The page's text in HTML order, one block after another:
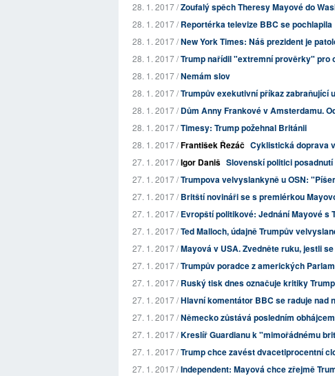
28. 1. 2017 /Zoufalý spěch Theresy Mayové do
28. 1. 2017 /Reportérka televize BBC se pochlapila
28. 1. 2017 /New York Times: Náš prezident je
28. 1. 2017 /Trump nařídil "extremní prověrky" pro
28. 1. 2017 /Nemám slov
28. 1. 2017 /Trumpův exekutivní příkaz zabraňující
28. 1. 2017 /Dům Anny Frankové v Amsterdamu.
28. 1. 2017 /Timesy: Trump požehnal Británii
28. 1. 2017 /František Řezáč Cyklistická doprava
27. 1. 2017 /Igor Daniš Slovenskí politici
27. 1. 2017 /Trumpova velvyslankyně u OSN:
27. 1. 2017 /Britští novináři se s premiérkou
27. 1. 2017 /Evropští politikové: Jednání Mayové s
27. 1. 2017 /Ted Malloch, údajně Trumpův
27. 1. 2017 /Mayová v USA. Zvedněte ruku, jestli
27. 1. 2017 /Trumpův poradce z amerických
27. 1. 2017 /Ruský tisk dnes označuje kritiky
27. 1. 2017 /Hlavní komentátor BBC se raduje nad
27. 1. 2017 /Německo zůstává posledním
27. 1. 2017 /Kreslíř Guardianu k "mimořádnému
27. 1. 2017 /Trump chce zavést dvacetiprocentní
27. 1. 2017 /Independent: Mayová chce zřejmě